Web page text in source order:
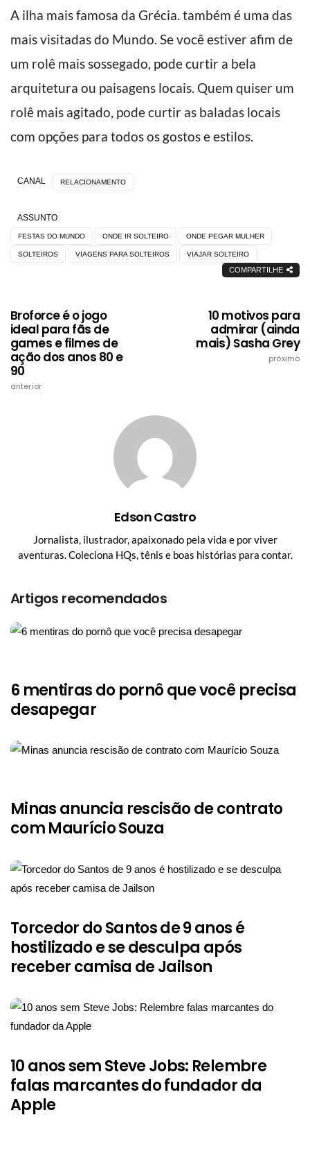
A ilha mais famosa da Grécia. também é uma das
mais visitadas do Mundo. Se você estiver afim de
um rolê mais sossegado, pode curtir a bela
arquitetura ou paisagens locais. Quem quiser um
rolê mais agitado, pode curtir as baladas locais
com opções para todos os gostos e estilos.
CANAL RELACIONAMENTO
ASSUNTO
FESTAS DO MUNDO ONDE IR SOLTEIRO ONDE PEGAR MULHER
SOLTEIROS VIAGENS PARA SOLTEIROS VIAJAR SOLTEIRO
COMPARTILHE
Broforce é o jogo
ideal para fãs de
games e filmes de
ação dos anos 80 e
90
anterior
10 motivos para
admirar (ainda
mais) Sasha Grey
próximo
Edson Castro
Jornalista, ilustrador, apaixonado pela vida e por viver
aventuras. Coleciona HQs, tênis e boas histórias para contar.
Artigos recomendados
6 mentiras do pornô que você precisa
desapegar
Minas anuncia rescisão de contrato
com Maurício Souza
Torcedor do Santos de 9 anos é
hostilizado e se desculpa após
receber camisa de Jailson
10 anos sem Steve Jobs: Relembre
falas marcantes do fundador da
Apple